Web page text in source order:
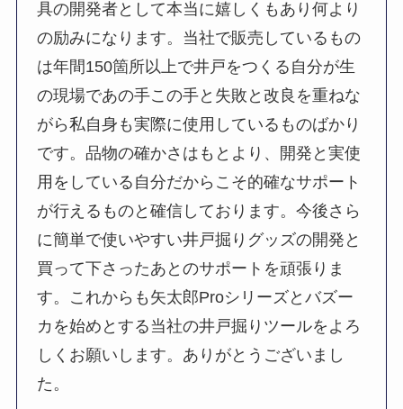
具の開発者として本当に嬉しくもあり何より
の励みになります。当社で販売しているもの
は年間150箇所以上で井戸をつくる自分が生
の現場であの手この手と失敗と改良を重ねな
がら私自身も実際に使用しているものばかり
です。品物の確かさはもとより、開発と実使
用をしている自分だからこそ的確なサポート
が行えるものと確信しております。今後さら
に簡単で使いやすい井戸掘りグッズの開発と
買って下さったあとのサポートを頑張りま
す。これからも矢太郎Proシリーズとバズー
カを始めとする当社の井戸掘りツールをよろ
しくお願いします。ありがとうございまし
た。